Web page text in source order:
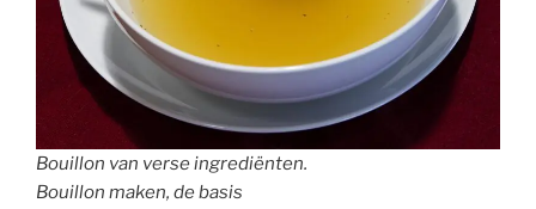
Bouillon van verse ingrediënten.
Bouillon maken, de basis